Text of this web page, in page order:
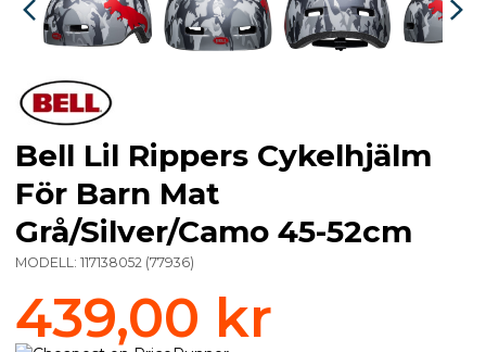
Bell Lil Rippers Cykelhjälm
För Barn Mat
Grå/Silver/Camo 45-52cm
MODELL: 117138052 (77936)
439,00 kr